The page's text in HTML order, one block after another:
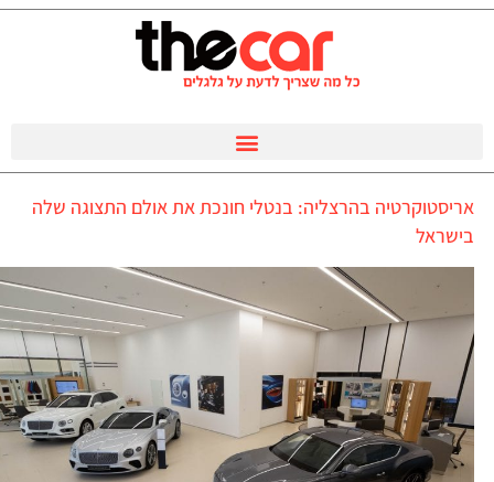
אריסטוקרטיה בהרצליה: בנטלי חונכת את אולם התצוגה שלה
בישראל